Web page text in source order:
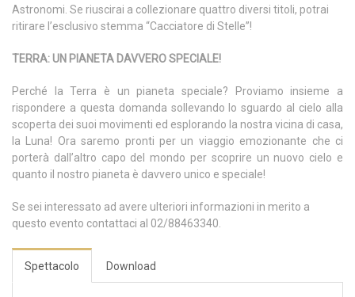
Astronomi. Se riuscirai a collezionare quattro diversi titoli, potrai
ritirare l’esclusivo stemma “Cacciatore di Stelle”!
TERRA: UN PIANETA DAVVERO SPECIALE!
Perché la Terra è un pianeta speciale? Proviamo insieme a
rispondere a questa domanda sollevando lo sguardo al cielo alla
scoperta dei suoi movimenti ed esplorando la nostra vicina di casa,
la Luna! Ora saremo pronti per un viaggio emozionante che ci
porterà dall’altro capo del mondo per scoprire un nuovo cielo e
quanto il nostro pianeta è davvero unico e speciale!
Se sei interessato ad avere ulteriori informazioni in merito a
questo evento contattaci al 02/88463340.
Spettacolo Download